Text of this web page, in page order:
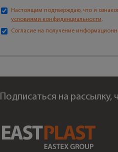
Настоящим подтверждаю, что я
условиями конфиденциальности.
Согласие на получение
Подписаться на